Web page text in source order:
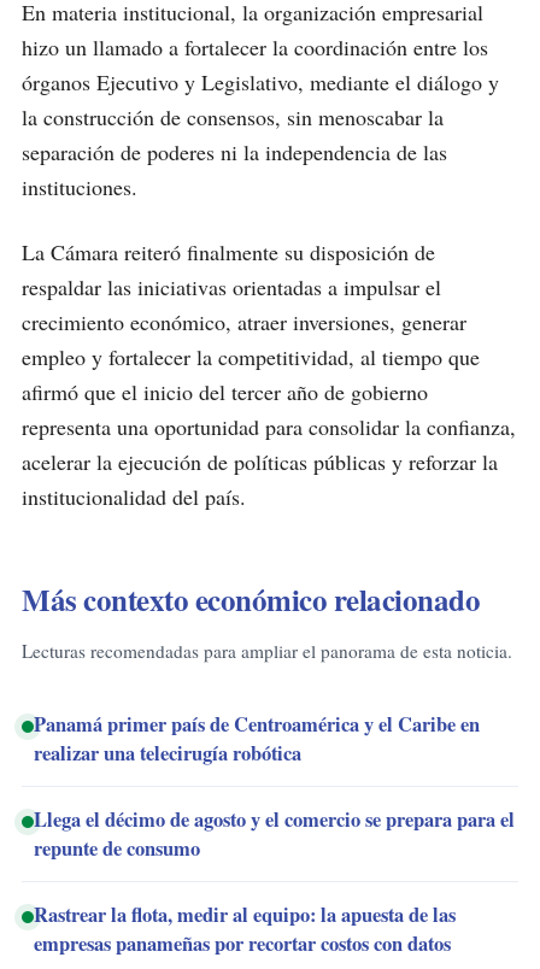
En materia institucional, la organización empresarial
hizo un llamado a fortalecer la coordinación entre los
órganos Ejecutivo y Legislativo, mediante el diálogo y
la construcción de consensos, sin menoscabar la
separación de poderes ni la independencia de las
instituciones.
La Cámara reiteró finalmente su disposición de
respaldar las iniciativas orientadas a impulsar el
crecimiento económico, atraer inversiones, generar
empleo y fortalecer la competitividad, al tiempo que
afirmó que el inicio del tercer año de gobierno
representa una oportunidad para consolidar la confianza,
acelerar la ejecución de políticas públicas y reforzar la
institucionalidad del país.
Más contexto económico relacionado
Lecturas recomendadas para ampliar el panorama de esta noticia.
Panamá primer país de Centroamérica y el Caribe en
realizar una telecirugía robótica
Llega el décimo de agosto y el comercio se prepara para el
repunte de consumo
Rastrear la flota, medir al equipo: la apuesta de las
empresas panameñas por recortar costos con datos